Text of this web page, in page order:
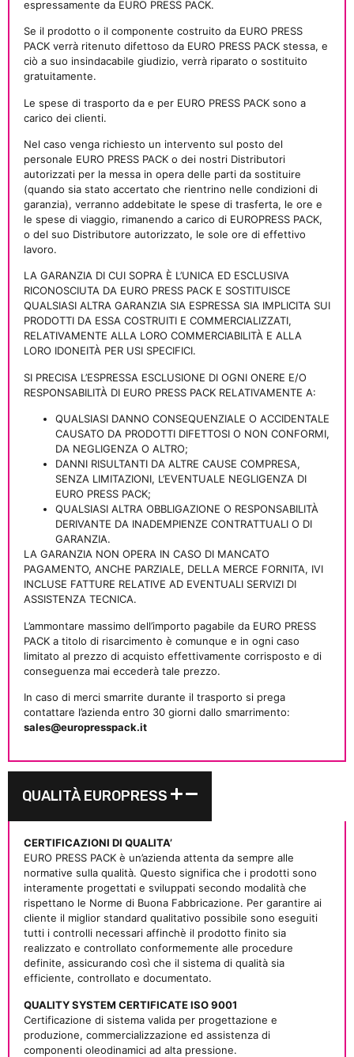
espressamente da EURO PRESS PACK.
Se il prodotto o il componente costruito da EURO PRESS
PACK verrà ritenuto difettoso da EURO PRESS PACK stessa, e
ciò a suo insindacabile giudizio, verrà riparato o sostituito
gratuitamente.
Le spese di trasporto da e per EURO PRESS PACK sono a
carico dei clienti.
Nel caso venga richiesto un intervento sul posto del
personale EURO PRESS PACK o dei nostri Distributori
autorizzati per la messa in opera delle parti da sostituire
(quando sia stato accertato che rientrino nelle condizioni di
garanzia), verranno addebitate le spese di trasferta, le ore e
le spese di viaggio, rimanendo a carico di EUROPRESS PACK,
o del suo Distributore autorizzato, le sole ore di effettivo
lavoro.
LA GARANZIA DI CUI SOPRA È L’UNICA ED ESCLUSIVA
RICONOSCIUTA DA EURO PRESS PACK E SOSTITUISCE
QUALSIASI ALTRA GARANZIA SIA ESPRESSA SIA IMPLICITA SUI
PRODOTTI DA ESSA COSTRUITI E COMMERCIALIZZATI,
RELATIVAMENTE ALLA LORO COMMERCIABILITÀ E ALLA
LORO IDONEITÀ PER USI SPECIFICI.
SI PRECISA L’ESPRESSA ESCLUSIONE DI OGNI ONERE E/O
RESPONSABILITÀ DI EURO PRESS PACK RELATIVAMENTE A:
QUALSIASI DANNO CONSEQUENZIALE O ACCIDENTALE
CAUSATO DA PRODOTTI DIFETTOSI O NON CONFORMI,
DA NEGLIGENZA O ALTRO;
DANNI RISULTANTI DA ALTRE CAUSE COMPRESA,
SENZA LIMITAZIONI, L’EVENTUALE NEGLIGENZA DI
EURO PRESS PACK;
QUALSIASI ALTRA OBBLIGAZIONE O RESPONSABILITÀ
DERIVANTE DA INADEMPIENZE CONTRATTUALI O DI
GARANZIA.
LA GARANZIA NON OPERA IN CASO DI MANCATO
PAGAMENTO, ANCHE PARZIALE, DELLA MERCE FORNITA, IVI
INCLUSE FATTURE RELATIVE AD EVENTUALI SERVIZI DI
ASSISTENZA TECNICA.
L’ammontare massimo dell’importo pagabile da EURO PRESS
PACK a titolo di risarcimento è comunque e in ogni caso
limitato al prezzo di acquisto effettivamente corrisposto e di
conseguenza mai eccederà tale prezzo.
In caso di merci smarrite durante il trasporto si prega
contattare l’azienda entro 30 giorni dallo smarrimento:
sales@europresspack.it
QUALITÀ EUROPRESS
CERTIFICAZIONI DI QUALITA’
EURO PRESS PACK è un’azienda attenta da sempre alle
normative sulla qualità. Questo significa che i prodotti sono
interamente progettati e sviluppati secondo modalità che
rispettano le Norme di Buona Fabbricazione. Per garantire ai
cliente il miglior standard qualitativo possibile sono eseguiti
tutti i controlli necessari affinchè il prodotto finito sia
realizzato e controllato conformemente alle procedure
definite, assicurando così che il sistema di qualità sia
efficiente, controllato e documentato.
QUALITY SYSTEM CERTIFICATE ISO 9001
Certificazione di sistema valida per progettazione e
produzione, commercializzazione ed assistenza di
componenti oleodinamici ad alta pressione.